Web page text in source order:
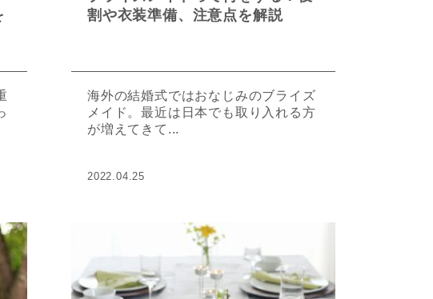
割や衣装準備、注意点を解説
海外の結婚式ではおなじみのブライズ
メイド。最近は日本でも取り入れる方
が増えてきて...
2022.04.25